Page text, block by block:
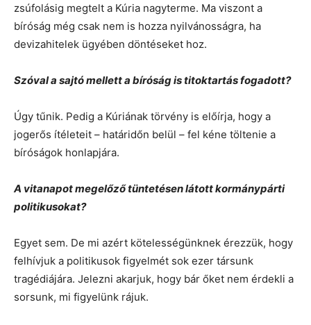
zsúfolásig megtelt a Kúria nagyterme. Ma viszont a
bíróság még csak nem is hozza nyilvánosságra, ha
devizahitelek ügyében döntéseket hoz.
Szóval a sajtó mellett a bíróság is titoktartás fogadott?
Úgy tűnik. Pedig a Kúriának törvény is előírja, hogy a
jogerős ítéleteit – határidőn belül – fel kéne töltenie a
bíróságok honlapjára.
A vitanapot megelőző tüntetésen látott kormánypárti
politikusokat?
Egyet sem. De mi azért kötelességünknek érezzük, hogy
felhívjuk a politikusok figyelmét sok ezer társunk
tragédiájára. Jelezni akarjuk, hogy bár őket nem érdekli a
sorsunk, mi figyelünk rájuk.